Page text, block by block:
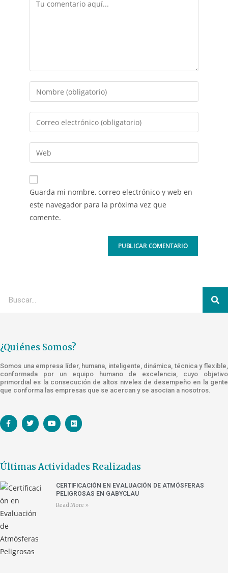
Guarda mi nombre, correo electrónico y web en
este navegador para la próxima vez que
comente.
¿Quiénes Somos?
Somos una empresa líder, humana, inteligente, dinámica, técnica y flexible,
conformada por un equipo humano de excelencia, cuyo objetivo
primordial es la consecución de altos niveles de desempeño en la gente
que conforma las empresas que se acercan y se asocian a nosotros.
Últimas Actividades Realizadas
CERTIFICACIÓN EN EVALUACIÓN DE ATMÓSFERAS
PELIGROSAS EN GABYCLAU
Read More »